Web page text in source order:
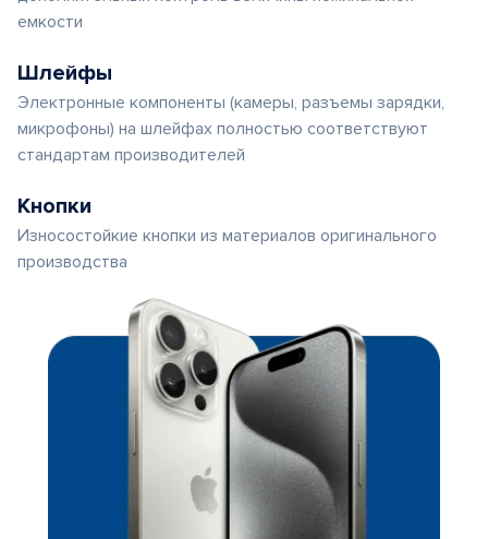
емкости
Шлейфы
Электронные компоненты (камеры, разъемы зарядки,
микрофоны) на шлейфах полностью соответствуют
стандартам производителей
Кнопки
Износостойкие кнопки из материалов оригинального
производства